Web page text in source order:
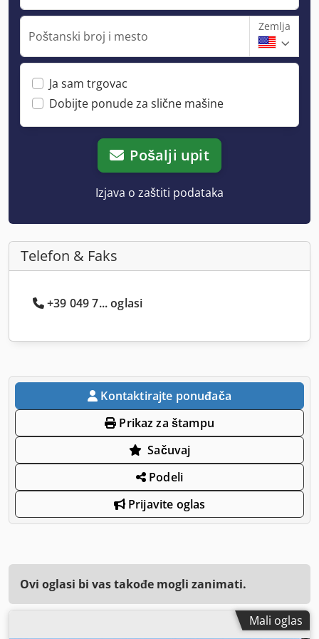
Poštanski broj i mesto
Zemlja
Ja sam trgovac
Dobijte ponude za slične mašine
Pošalji upit
Izjava o zaštiti podataka
Telefon & Faks
+39 049 7... oglasi
Kontaktirajte ponuđača
Prikaz za štampu
Sačuvaj
Podeli
Prijavite oglas
Ovi oglasi bi vas takođe mogli zanimati.
Mali oglas